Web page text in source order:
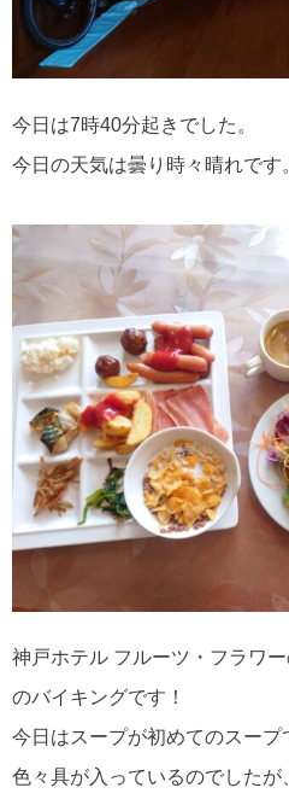
今日は7時40分起きでした。
今日の天気は曇り時々晴れです
神戸ホテル フルーツ・フラワ
のバイキングです！
今日はスープが初めてのスープ
色々具が入っているのでした